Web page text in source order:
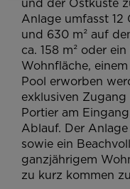
Anlage umfasst
und 630 m² auf
ca. 158 m² oder
Wohnfläche,
Pool erworben
exklusiven
Portier am
Ablauf. Der
sowie ein
ganzjährigem
zu kurz kommen